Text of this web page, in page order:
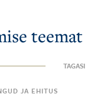
teemat
TAGASI
JA EHITUS